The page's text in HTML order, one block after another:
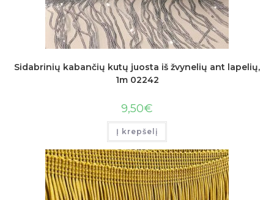
Sidabrinių kabančių kutų juosta iš žvynelių ant lapelių,
1m 02242
9,50€
Į krepšelį